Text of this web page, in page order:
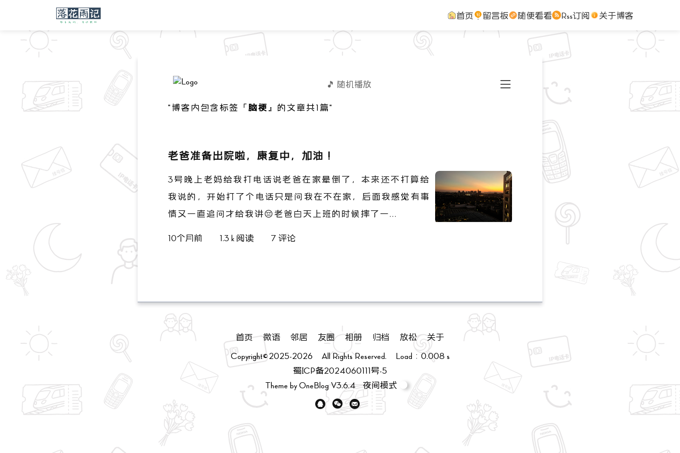
首页 留言板 随便看看 Rss订阅 关于博客
🎵 随机播放
"博客内包含标签「脑梗 』的文章共1篇"
老爸准备出院啦，康复中，加油！
3号晚上老妈给我打电话说老爸在家晕倒了，本来还不打算给
我说的，开始打了个电话只是问我在不在家，后面我感觉有事
情又一直追问才给我讲😔老爸白天上班的时候摔了一...
10个月前 1.3 k 阅读 7 评论
首页 微语 邻居 友圈 相册 归档 放松
关于
Copyright©2025-2026 All Rights Reserved. Load：0.008 s
蜀ICP备2024060111号-5
Theme byOneBlogV3.6.4 夜间模式